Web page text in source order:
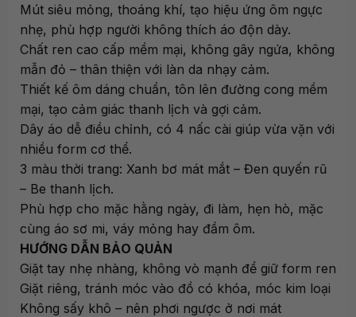
Mút siêu mỏng, thoáng khí, tạo hiệu ứng ôm ngực
nhẹ, phù hợp người không thích áo độn dày.
Chất ren cao cấp mềm mại, không gây ngứa, không
mẫn đỏ – thân thiện với làn da nhạy cảm.
Thiết kế ôm dáng chuẩn, tôn lên đường cong mềm
mại, tạo cảm giác thanh lịch và gợi cảm.
Dây áo dễ điều chỉnh, có 4 nấc cài giúp vừa vặn với
nhiều form cơ thể.
3 màu thời trang: Xanh bơ mát mắt – Đen quyến rũ
– Be thanh lịch.
Phù hợp cho mặc hằng ngày, đi làm, hẹn hò, mặc
cùng áo sơ mi, váy mỏng hay đầm ôm.
HƯỚNG DẪN BẢO QUẢN
Giặt tay nhẹ nhàng, không vò mạnh để giữ form ren
Giặt riêng, tránh móc vào đồ có khóa, móc kim loại
Không sấy khô – nên phơi ngược ở nơi mát